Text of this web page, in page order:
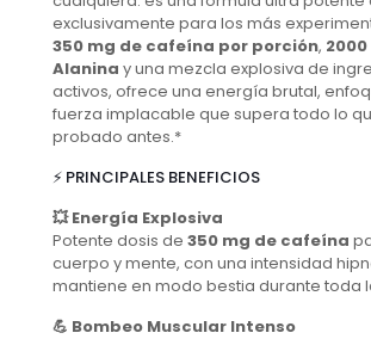
exclusivamente para los más
350 mg de cafeína por porción,
Alanina y una mezcla explosiva de
activos, ofrece una energía brutal,
fuerza implacable que supera todo lo
probado antes.*
⚡ PRINCIPALES BENEFICIOS
💥 Energía Explosiva
Potente dosis de350 mg de cafeína
cuerpo y mente, con una intensidad
mantiene en modo bestia durante toda
💪 Bombeo Muscular Intenso